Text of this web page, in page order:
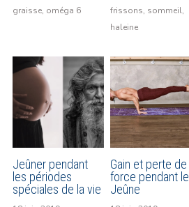
graisse, oméga 6
frissons, sommeil,
haleine
Jeûner pendant
les périodes
spéciales de la vie
Gain et perte de
force pendant le
Jeûne